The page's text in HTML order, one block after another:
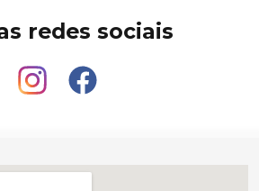
redes sociais